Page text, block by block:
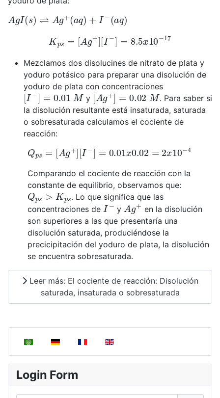
Seleccione su idioma
Login Form
A I(s )⇌ + a q + a
)
Kp Ag +][I−]= 8.5 x 10−17
Mezclamos dos disolucines de nitrato de plata y
yoduro potásico para preparar una disolución de
yoduro de plata con concentraciones
[I−]=0.01M y [Ag+]=0.02M
. Para saber si
la disolución resultante está insaturada, saturada
o sobresaturada calculamos el cociente de
reacción:
Q A g + ][I− = 0.01 x0.02= 10 − 4
Comparando el cociente de reacción con la
constante de equilibrio, observamos que:
Qps>Kp s . Lo que significa que las
concentraciones de I− y Ag +en la disolución
son superiores a las que presentaría una
disolución saturada, produciéndose la
precicipitación del yoduro de plata, la disolución
se encuentra sobresaturada.
Leer más: El cociente de reacción: Disolución
saturada, insaturada o sobresaturada